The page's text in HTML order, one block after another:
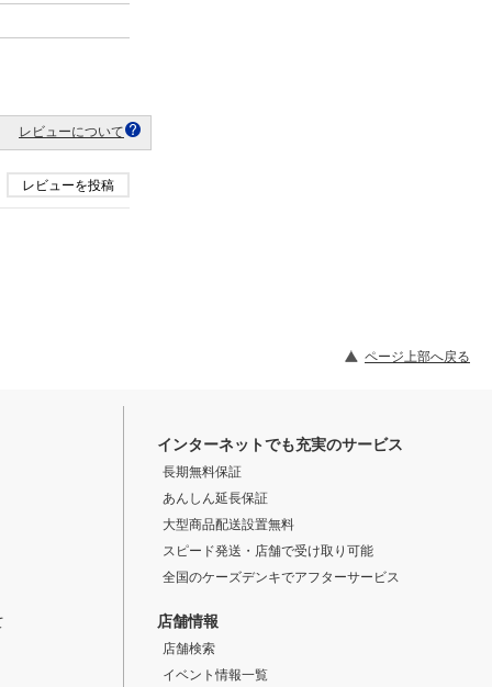
レビューについて
レビューを投稿
ページ上部へ戻る
インターネットでも充実のサービス
長期無料保証
あんしん延長保証
大型商品配送設置無料
スピード発送・店舗で受け取り可能
全国のケーズデンキでアフターサービス
店舗情報
店舗検索
イベント情報一覧